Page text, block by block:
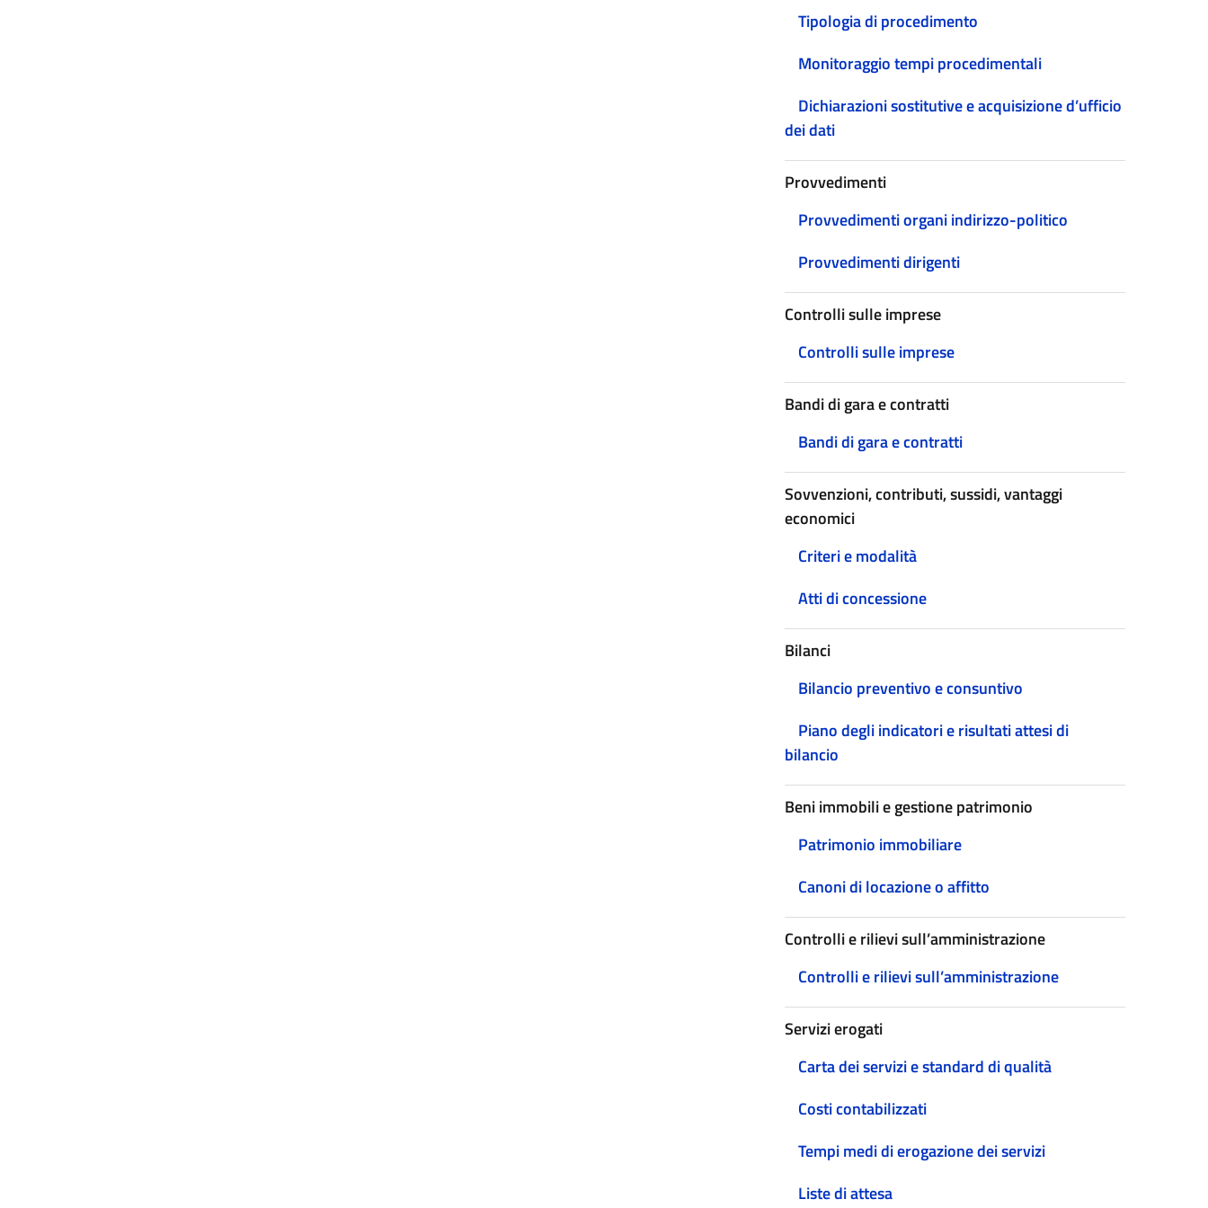
Tipologia di procedimento
Monitoraggio tempi procedimentali
Dichiarazioni sostitutive e acquisizione d’ufficio
dei dati
Provvedimenti
Provvedimenti organi indirizzo-politico
Provvedimenti dirigenti
Controlli sulle imprese
Controlli sulle imprese
Bandi di gara e contratti
Bandi di gara e contratti
Sovvenzioni, contributi, sussidi, vantaggi
economici
Criteri e modalità
Atti di concessione
Bilanci
Bilancio preventivo e consuntivo
Piano degli indicatori e risultati attesi di
bilancio
Beni immobili e gestione patrimonio
Patrimonio immobiliare
Canoni di locazione o affitto
Controlli e rilievi sull’amministrazione
Controlli e rilievi sull’amministrazione
Servizi erogati
Carta dei servizi e standard di qualità
Costi contabilizzati
Tempi medi di erogazione dei servizi
Liste di attesa